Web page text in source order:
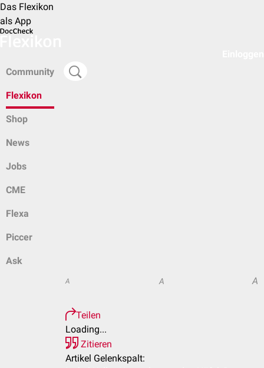
Das Flexikon
als App
Community
Flexikon
Shop
News
Jobs
CME
Flexa
Piccer
Ask
A A A
Teilen
Loading...
Zitieren
Artikel Gelenkspalt: